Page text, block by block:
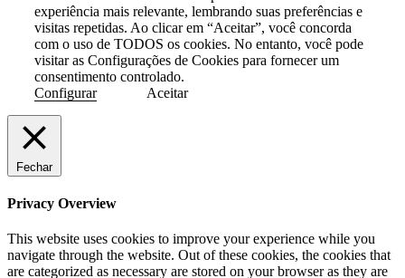
experiência mais relevante, lembrando suas preferências e
visitas repetidas. Ao clicar em “Aceitar”, você concorda
com o uso de TODOS os cookies. No entanto, você pode
visitar as Configurações de Cookies para fornecer um
consentimento controlado.
Configurar
Aceitar
Fechar
Privacy Overview
This website uses cookies to improve your experience while you
navigate through the website. Out of these cookies, the cookies that
are categorized as necessary are stored on your browser as they are